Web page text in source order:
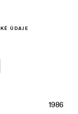
ÚDAJE
1986